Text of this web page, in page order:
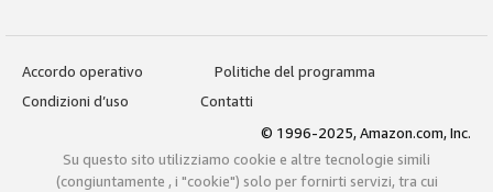
Accordo operativo
Politiche del programma
Condizioni d’uso
Contatti
© 1996-2025, Amazon.com, Inc.
Su questo sito utilizziamo cookie e altre tecnologie simili
(congiuntamente , i "cookie") solo per fornirti servizi, tra cui